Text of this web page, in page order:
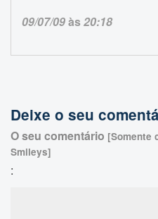
09/07/09às20:18
Deixe o seu
O seu comentário [Somente
Smileys]
: